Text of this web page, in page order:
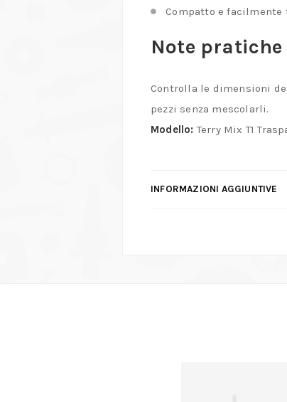
Compatto e
Note pratiche
Controlla le dimensioni
pezzi senza mescolarli.
Modello: Terry Mix T1
INFORMAZIONI AGGIUNTIVE